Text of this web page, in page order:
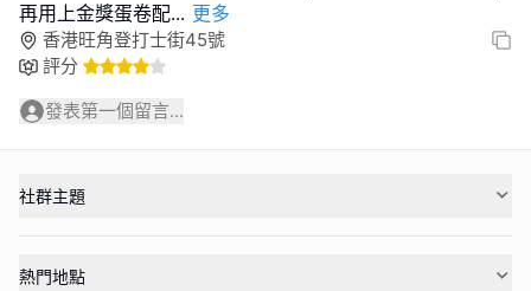
再用上金獎蛋卷配... 更多
香港旺角登打士街45號
評分
發表第一個留言...
社群主題
熱門地點